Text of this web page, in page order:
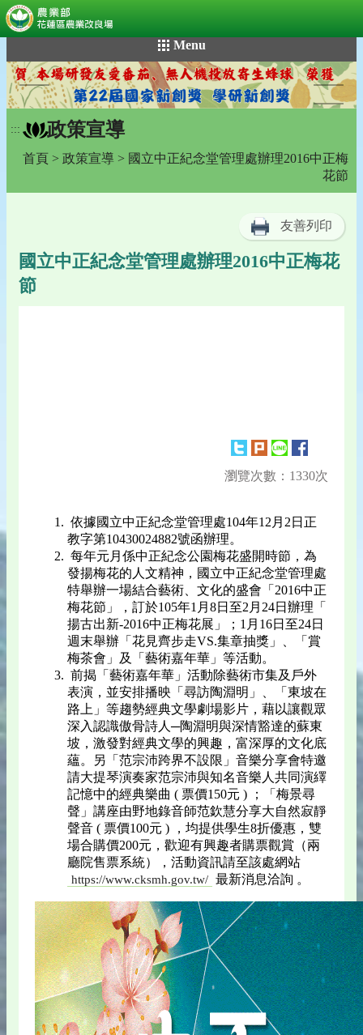
到
主
要
內
容
Menu
::: 政策宣導
首頁 > 政策宣導 > 國立中正紀念堂管理處辦理2016中正梅
花節
友善列印
國立中正紀念堂管理處辦理2016中正梅花
節
瀏覽次數：1330次
依據國立中正紀念堂管理處104年12月2日正
教字第10430024882號函辦理。
每年元月係中正紀念公園梅花盛開時節，為
發揚梅花的人文精神，國立中正紀念堂管理處
特舉辦一場結合藝術、文化的盛會「2016中正
梅花節」，訂於105年1月8日至2月24日辦理「
揚古出新-2016中正梅花展」；1月16日至24日
週末舉辦「花見齊步走VS.集章抽獎」、「賞
梅茶會」及「藝術嘉年華」等活動。
前揭「藝術嘉年華」活動除藝術市集及戶外
表演，並安排播映「尋訪陶淵明」、「東坡在
路上」等趨勢經典文學劇場影片，藉以讓觀眾
深入認識傲骨詩人─陶淵明與深情豁達的蘇東
坡，激發對經典文學的興趣，富深厚的文化底
蘊。另「范宗沛跨界不設限」音樂分享會特邀
請大提琴演奏家范宗沛與知名音樂人共同演繹
記憶中的經典樂曲 ( 票價150元 ) ；「梅景尋
聲」講座由野地錄音師范欽慧分享大自然寂靜
聲音 ( 票價100元 ) ，均提供學生8折優惠，雙
場合購價200元，歡迎有興趣者購票觀賞（兩
廳院售票系統），活動資訊請至該處網站
https://www.cksmh.gov.tw/ 最新消息洽詢 。